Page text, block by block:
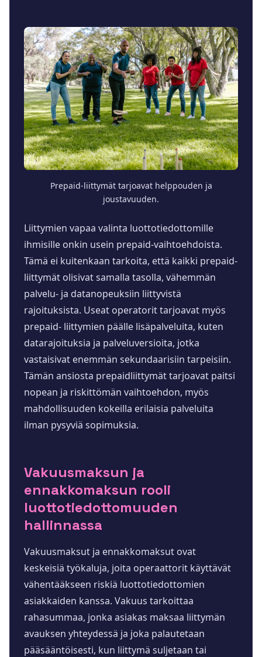
Prepaid-liittymät tarjoavat helppouden ja
joustavuuden.
Liittymien vapaa valinta luottotiedottomille
ihmisille onkin usein prepaid-vaihtoehdoista.
Tämä ei kuitenkaan tarkoita, että kaikki prepaid-
liittymät olisivat samalla tasolla, vähemmän
palvelu- ja datanopeuksiin liittyvistä
rajoituksista. Useat operatorit tarjoavat myös
prepaid- liittymien päälle lisäpalveluita, kuten
datarajoituksia ja palveluversioita, jotka
vastaisivat enemmän sekundaarisiin tarpeisiin.
Tämän ansiosta prepaidliittymät tarjoavat paitsi
nopean ja riskittömän vaihtoehdon, myös
mahdollisuuden kokeilla erilaisia palveluita
ilman pysyviä sopimuksia.
Vakuusmaksun ja
ennakkomaksun rooli
luottotiedottomuuden
hallinnassa
Vakuusmaksut ja ennakkomaksut ovat
keskeisiä työkaluja, joita operaattorit käyttävät
vähentääkseen riskiä luottotiedottomien
asiakkaiden kanssa. Vakuus tarkoittaa
rahasummaa, jonka asiakas maksaa liittymän
avauksen yhteydessä ja joka palautetaan
pääsääntöisesti, kun liittymä suljetaan tai